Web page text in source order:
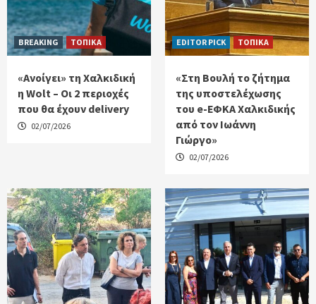
BREAKING ΤΟΠΙΚΑ
«Ανοίγει» τη Χαλκιδική
η Wolt – Οι 2 περιοχές
που θα έχουν delivery
02/07/2026
EDITOR PICK ΤΟΠΙΚΑ
«Στη Βουλή το ζήτημα
της υποστελέχωσης
του e-ΕΦΚΑ Χαλκιδικής
από τον Ιωάννη
Γιώργο»
02/07/2026